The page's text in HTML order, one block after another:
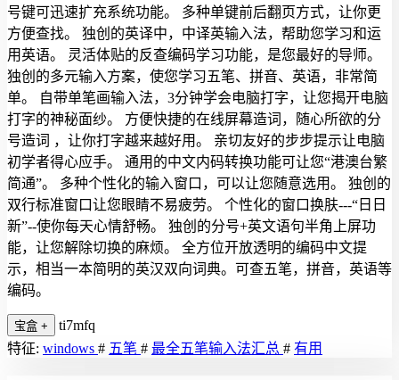
号键可迅速扩充系统功能。 多种单键前后翻页方式，让你更
方便查找。 独创的英译中，中译英输入法，帮助您学习和运
用英语。 灵活体贴的反查编码学习功能，是您最好的导师。
独创的多元输入方案，使您学习五笔、拼音、英语，非常简
单。 自带单笔画输入法，3分钟学会电脑打字，让您揭开电脑
打字的神秘面纱。 方便快捷的在线屏幕造词，随心所欲的分
号造词 ，让你打字越来越好用。 亲切友好的步步提示让电脑
初学者得心应手。 通用的中文内码转换功能可让您“港澳台繁
简通”。 多种个性化的输入窗口，可以让您随意选用。 独创的
双行标准窗口让您眼睛不易疲劳。 个性化的窗口换肤---“日日
新”--使你每天心情舒畅。 独创的分号+英文语句半角上屏功
能，让您解除切换的麻烦。 全方位开放透明的编码中文提
示，相当一本简明的英汉双向词典。可查五笔，拼音，英语等
编码。
宝盒 +
ti7mfq
特征: windows # 五笔 # 最全五笔输入法汇总 # 有用